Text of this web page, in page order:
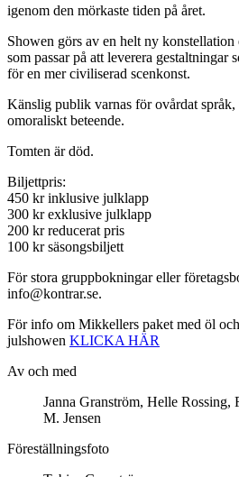
igenom den mörkaste tiden på året.
Showen görs av en helt ny konstellation
som passar på att leverera gestaltningar
för en mer civiliserad scenkonst.
Känslig publik varnas för ovårdat språk,
omoraliskt beteende.
Tomten är död.
Biljettpris:
450 kr inklusive julklapp
300 kr exklusive julklapp
200 kr reducerat pris
100 kr säsongsbiljett
För stora gruppbokningar eller
info@kontrar.se.
För info om Mikkellers paket med öl
julshowen KLICKA HÄR
Av och med
Janna Granström, Helle Rossing,
M. Jensen
Föreställningsfoto